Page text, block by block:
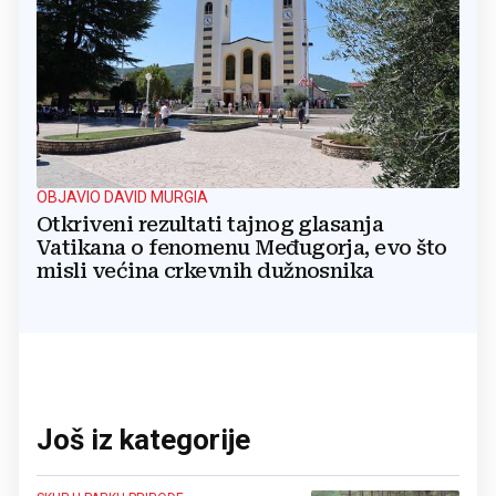
OBJAVIO DAVID MURGIA
Otkriveni rezultati tajnog glasanja
Vatikana o fenomenu Međugorja, evo što
misli većina crkevnih dužnosnika
Još iz kategorije